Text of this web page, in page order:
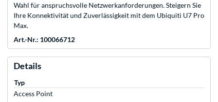
Wahl für anspruchsvolle Netzwerkanforderungen. Steigern Sie
Ihre Konnektivität und Zuverlässigkeit mit dem Ubiquiti U7 Pro
Max.
Art.-Nr.: 100066712
Details
Typ
Access Point